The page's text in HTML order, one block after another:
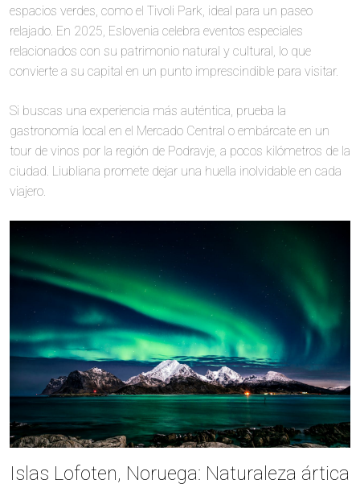
espacios verdes, como el Tivoli Park, ideal para un paseo
relajado. En 2025, Eslovenia celebra eventos especiales
relacionados con su patrimonio natural y cultural, lo que
convierte a su capital en un punto imprescindible para visitar.
Si buscas una experiencia más auténtica, prueba la
gastronomía local en el Mercado Central o embárcate en un
tour de vinos por la región de Podravje, a pocos kilómetros de la
ciudad. Liubliana promete dejar una huella inolvidable en cada
viajero.
Islas Lofoten, Noruega: Naturaleza ártica